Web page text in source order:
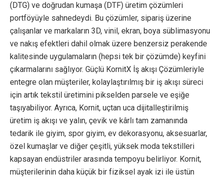
(DTG) ve doğrudan kumaşa (DTF) üretim çözümleri
portföyüyle sahnedeydi. Bu çözümler, sipariş üzerine
çalışanlar ve markaların 3D, vinil, ekran, boya süblimasyonu
ve nakış efektleri dahil olmak üzere benzersiz perakende
kalitesinde uygulamaların (hepsi tek bir çözümde) keyfini
çıkarmalarını sağlıyor. Güçlü KornitX İş akışı Çözümleriyle
entegre olan müşteriler, kolaylaştırılmış bir iş akışı süreci
için artık tekstil üretimini pikselden parsele ve eşiğe
taşıyabiliyor. Ayrıca, Kornit, uçtan uca dijitalleştirilmiş
üretim iş akışı ve yalın, çevik ve kârlı tam zamanında
tedarik ile giyim, spor giyim, ev dekorasyonu, aksesuarlar,
özel kumaşlar ve diğer çeşitli, yüksek moda tekstilleri
kapsayan endüstriler arasında tempoyu belirliyor. Kornit,
müşterilerinin daha küçük bir fiziksel ayak izi ile üstün